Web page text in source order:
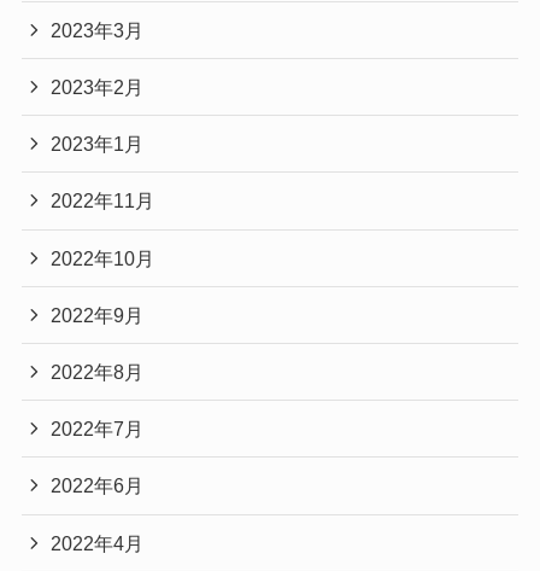
2023年3月
2023年2月
2023年1月
2022年11月
2022年10月
2022年9月
2022年8月
2022年7月
2022年6月
2022年4月